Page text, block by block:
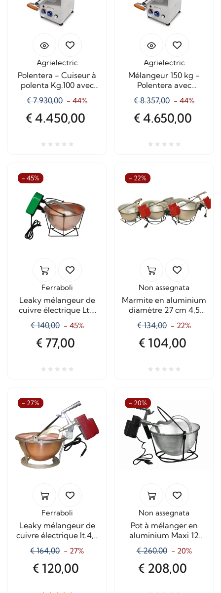
Agrielectric
Polentera - Cuiseur à
polenta Kg.100 avec
€ 7.930,00 - 44%
€ 4.450,00
Agrielectric
Mélangeur 150 kg -
Polentera avec
€ 8.357,00 - 44%
€ 4.650,00
- 45%
Ferraboli
Leaky mélangeur de
cuivre électrique Lt.3
Art.0574
€ 140,00 - 45%
€ 77,00
- 22%
Non assegnata
Marmite en aluminium
diamètre 27 cm 4,5
litres
€ 134,00 - 22%
€ 104,00
- 27%
Ferraboli
Leaky mélangeur de
cuivre électrique lt.4,5
€ 164,00 - 27%
€ 120,00
- 20%
Non assegnata
Pot à mélanger en
aluminium Maxi 12
€ 260,00 - 20%
€ 208,00